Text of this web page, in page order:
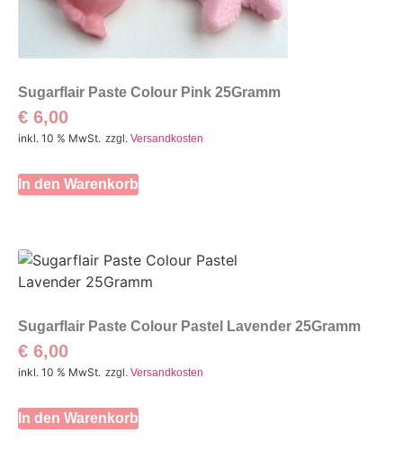
Sugarflair Paste Colour Pink 25Gramm
€ 6,00
inkl. 10 % MwSt. zzgl. Versandkosten
In den Warenkorb
Sugarflair Paste Colour Pastel Lavender 25Gramm
€ 6,00
inkl. 10 % MwSt. zzgl. Versandkosten
In den Warenkorb